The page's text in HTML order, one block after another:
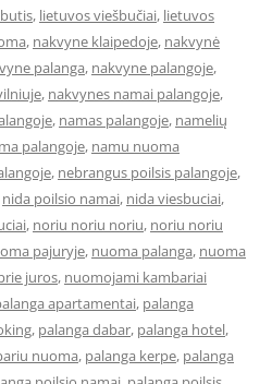
, lietuvos viešbučiai, lietuvos
, nakvyne klaipedoje, nakvynė
palanga, nakvyne palangoje,
, nakvynes namai palangoje,
, namas palangoje, namelių
palangoje, namu nuoma
, nebrangus poilsis palangoje,
nida poilsio namai, nida viesbuciai,
, noriu noriu noriu, noriu noriu
pajuryje, nuoma palanga, nuoma
juros, nuomojami kambariai
apartamentai, palanga
, palanga dabar, palanga hotel,
nuoma, palanga kerpe, palanga